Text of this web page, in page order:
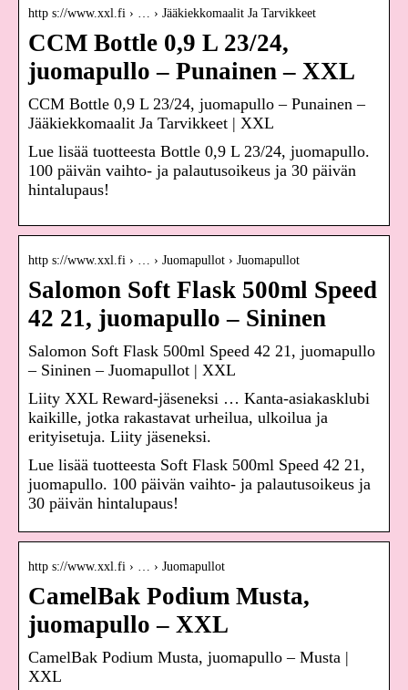
http s://www.xxl.fi › … › Jääkiekkomaalit Ja Tarvikkeet
CCM Bottle 0,9 L 23/24,
juomapullo – Punainen – XXL
CCM Bottle 0,9 L 23/24, juomapullo – Punainen –
Jääkiekkomaalit Ja Tarvikkeet | XXL
Lue lisää tuotteesta Bottle 0,9 L 23/24, juomapullo.
100 päivän vaihto- ja palautusoikeus ja 30 päivän
hintalupaus!
http s://www.xxl.fi › … › Juomapullot › Juomapullot
Salomon Soft Flask 500ml Speed
42 21, juomapullo – Sininen
Salomon Soft Flask 500ml Speed 42 21, juomapullo
– Sininen – Juomapullot | XXL
Liity XXL Reward-jäseneksi … Kanta-asiakasklubi
kaikille, jotka rakastavat urheilua, ulkoilua ja
erityisetuja. Liity jäseneksi.
Lue lisää tuotteesta Soft Flask 500ml Speed 42 21,
juomapullo. 100 päivän vaihto- ja palautusoikeus ja
30 päivän hintalupaus!
http s://www.xxl.fi › … › Juomapullot
CamelBak Podium Musta,
juomapullo – XXL
CamelBak Podium Musta, juomapullo – Musta |
XXL